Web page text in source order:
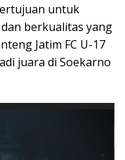
untuk
berkualitas yang
Jatim FC U-17
juara di Soekarno